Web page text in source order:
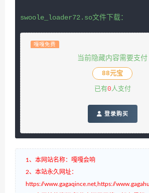
嘎嘎免费
当前隐藏内容需要支付
88元宝
已有0人支付
登录购买
1、本网站名称：嘎嘎会响
2、本站永久网址：
https://www.gagaqince.net,https://